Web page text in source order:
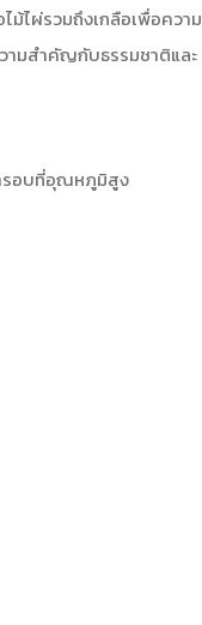
ม้ไผ่รวมถึงเกลือเพื่อความ
ามสำคัญกับธรรมชาติและ
รอบที่อุณหภูมิสูง